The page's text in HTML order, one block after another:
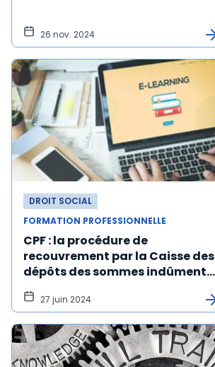
26 nov. 2024
DROIT SOCIAL
FORMATION PROFESSIONNELLE
CPF : la procédure de
recouvrement par la Caisse des
dépôts des sommes indûment
versées ou utilisées est fixée
27 juin 2024